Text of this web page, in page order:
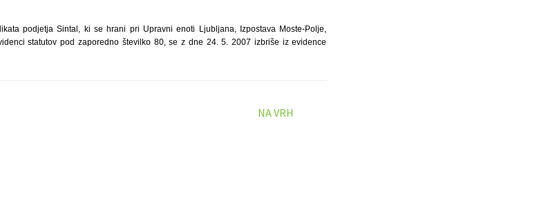
podjetja Sintal, ki se hrani pri Upravni enoti Ljubljana, Izpostava Moste-Polje,
statutov pod zaporedno številko 80, se z dne 24. 5. 2007 izbriše iz evidence
NA VRH